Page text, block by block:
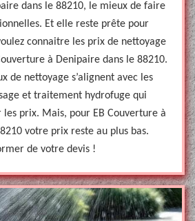
dans le 88210, le mieux de faire
Et elle reste prête pour
connaitre les prix de nettoyage
à Denipaire dans le 88210.
de nettoyage s’alignent avec les
et traitement hydrofuge qui
prix. Mais, pour EB Couverture à
votre prix reste au plus bas.
de votre devis !